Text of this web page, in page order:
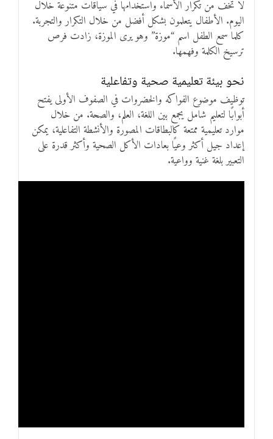
لا تخف من تكرار الأسماء واستخدامها في سياقات متنوعة خلال
اليوم. الأطفال يتعلمون بشكل أفضل من خلال التكرار والتجربة.
كلما سمع الطفل اسم “موزة” وهو يرى الموزة، زادت فرص
ترسيخ الكلمة وفهمها.
نحو بيئة تعليمية صحية وتفاعلية
توظيف موضوع الفواكه والخضروات في الصفوف الأولى يفتح
أبوابًا لتعليم شامل يجمع بين اللغة، العلم، والصحة. من خلال
موارد تعليمية ممتعة كالبطاقات المصورة والأنشطة التفاعلية، يمكن
إعداد جيل أكثر وعيًا بعادات الأكل الصحية وأكثر قدرة على
التعبير بلغة غنية وواعية.